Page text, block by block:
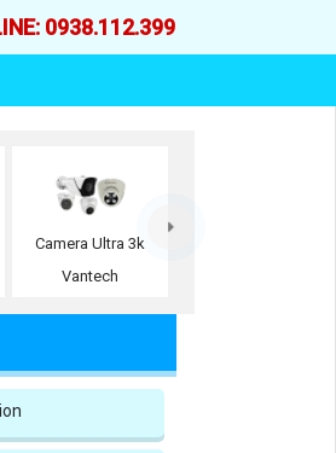
0938.112.399
Camera Ultra 3k
Vantech